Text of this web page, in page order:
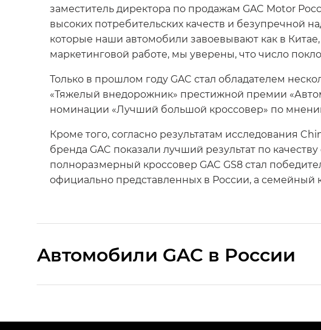
заместитель директора по продажам GAC Motor
высоких потребительских качеств и безупречной
которые наши автомобили завоевывают как в
маркетинговой работе, мы уверены, что число
Только в прошлом году GAC стал обладателем
«Тяжелый внедорожник» престижной премии
номинации «Лучший большой кроссовер» по
Кроме того, согласно результатам исследования
бренда GAC показали лучший результат по
полноразмерный кроссовер GAC GS8 стал
официально представленных в России, а семейный
Aвтомобили GAC в России